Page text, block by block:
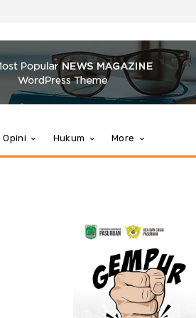
Opini Hukum More